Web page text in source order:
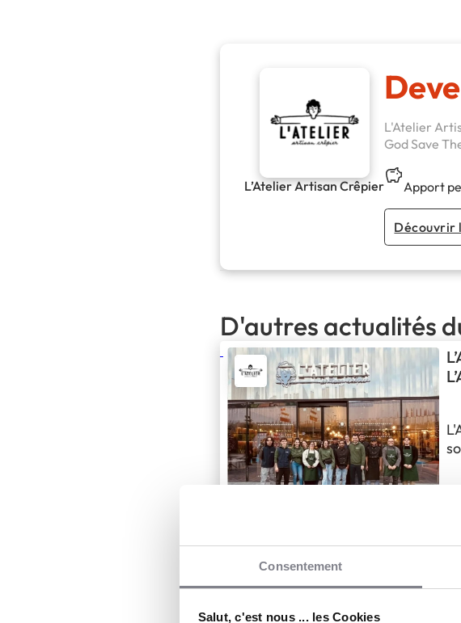
Consentement
Salut, c'est nous ... les Cookies
L’Atelier Artisan Crêpier
L'Atelier
God Save
Apport
Découvrir
D'autres actualités